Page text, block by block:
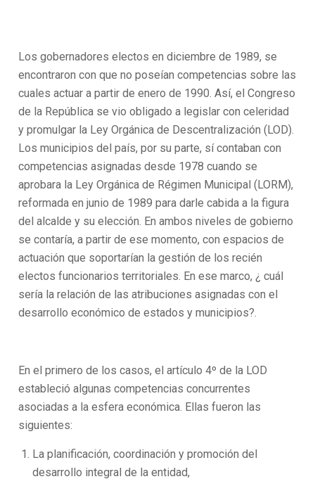
Los gobernadores electos en diciembre de 1989, se
encontraron con que no poseían competencias sobre las
cuales actuar a partir de enero de 1990. Así, el Congreso
de la República se vio obligado a legislar con celeridad
y promulgar la Ley Orgánica de Descentralización (LOD).
Los municipios del país, por su parte, sí contaban con
competencias asignadas desde 1978 cuando se
aprobara la Ley Orgánica de Régimen Municipal (LORM),
reformada en junio de 1989 para darle cabida a la figura
del alcalde y su elección. En ambos niveles de gobierno
se contaría, a partir de ese momento, con espacios de
actuación que soportarían la gestión de los recién
electos funcionarios territoriales. En ese marco, ¿ cuál
sería la relación de las atribuciones asignadas con el
desarrollo económico de estados y municipios?.
En el primero de los casos, el artículo 4º de la LOD
estableció algunas competencias concurrentes
asociadas a la esfera económica. Ellas fueron las
siguientes:
La planificación, coordinación y promoción del
desarrollo integral de la entidad,